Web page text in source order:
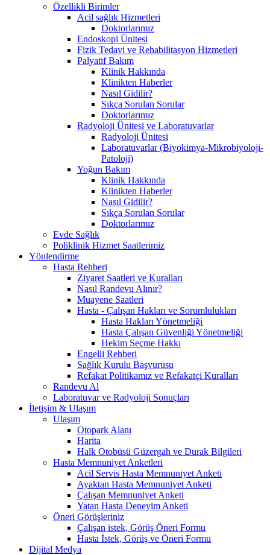
Özellikli Birimler
Acil sağlık Hizmetleri
Doktorlarımız
Endoskopi Ünitesi
Fizik Tedavi ve Rehabilitasyon Hizmetleri
Palyatif Bakım
Klinik Hakkında
Klinikten Haberler
Nasıl Gidilir?
Sıkça Sorulan Sorular
Doktorlarımız
Radyoloji Ünitesi ve Laboratuvarlar
Radyoloji Ünitesi
Laboratuvarlar (Biyokimya-Mikrobiyoloji-
Patoloji)
Yoğun Bakım
Klinik Hakkında
Klinikten Haberler
Nasıl Gidilir?
Sıkça Sorulan Sorular
Doktorlarımız
Evde Sağlık
Poliklinik Hizmet Saatlerimiz
Yönlendirme
Hasta Rehberi
Ziyaret Saatleri ve Kuralları
Nasıl Randevu Alınır?
Muayene Saatleri
Hasta - Çalışan Hakları ve Sorumlulukları
Hasta Hakları Yönetmeliği
Hasta Çalışan Güvenliği Yönetmeliği
Hekim Seçme Hakkı
Engelli Rehberi
Sağlık Kurulu Başvurusu
Refakat Politikamız ve Refakatçi Kuralları
Randevu Al
Laboratuvar ve Radyoloji Sonuçları
İletişim & Ulaşım
Ulaşım
Otopark Alanı
Harita
Halk Otobüsü Güzergah ve Durak Bilgileri
Hasta Memnuniyet Anketleri
Acil Servis Hasta Memnuniyet Anketi
Ayaktan Hasta Memnuniyet Anketi
Çalışan Memnuniyet Anketi
Yatan Hasta Deneyim Anketi
Öneri Görüşleriniz
Çalışan istek, Görüş Öneri Formu
Hasta İstek, Görüş ve Öneri Formu
Dijital Medya